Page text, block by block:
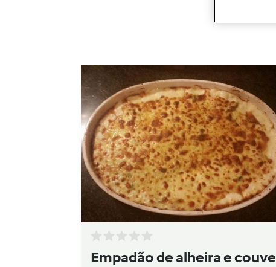
Empadão de alheira e couve